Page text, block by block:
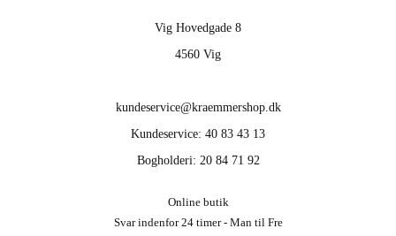
Vig Hovedgade 8
4560 Vig
kundeservice@kraemmershop.dk
Kundeservice: 40 83 43 13
Bogholderi: 20 84 71 92
Online butik
Svar indenfor 24 timer - Man til Fre